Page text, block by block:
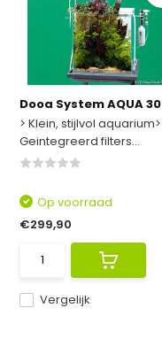
Dooa System AQUA 30
> Klein, stijlvol aquarium>
Geintegreerd filters...
Vergelijk
Op voorraad
€299,90